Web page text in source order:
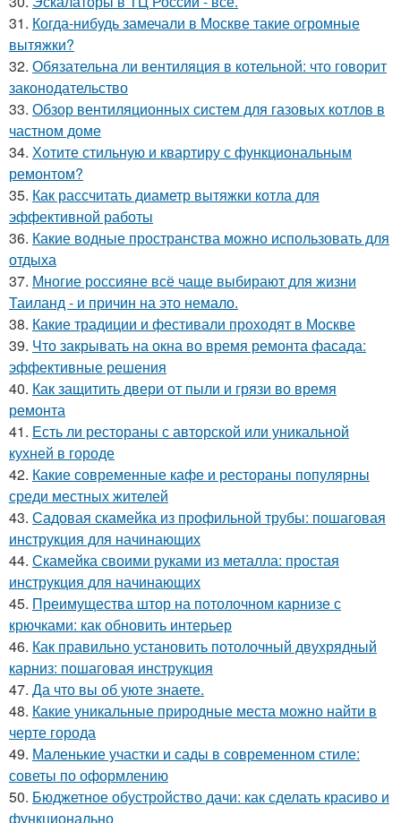
31. Когда-нибудь замечали в Москве такие огромные
вытяжки?
32. Обязательна ли вентиляция в котельной: что говорит
законодательство
33. Обзор вентиляционных систем для газовых котлов в
частном доме
34. Хотите стильную и квартиру с функциональным
ремонтом?
35. Как рассчитать диаметр вытяжки котла для
эффективной работы
36. Какие водные пространства можно использовать для
отдыха
37. Многие россияне всё чаще выбирают для жизни
Таиланд - и причин на это немало.
38. Какие традиции и фестивали проходят в Москве
39. Что закрывать на окна во время ремонта фасада:
эффективные решения
40. Как защитить двери от пыли и грязи во время
ремонта
41. Есть ли рестораны с авторской или уникальной
кухней в городе
42. Какие современные кафе и рестораны популярны
среди местных жителей
43. Садовая скамейка из профильной трубы: пошаговая
инструкция для начинающих
44. Скамейка своими руками из металла: простая
инструкция для начинающих
45. Преимущества штор на потолочном карнизе с
крючками: как обновить интерьер
46. Как правильно установить потолочный двухрядный
карниз: пошаговая инструкция
47. Да что вы об уюте знаете.
48. Какие уникальные природные места можно найти в
черте города
49. Маленькие участки и сады в современном стиле:
советы по оформлению
50. Бюджетное обустройство дачи: как сделать красиво и
функционально